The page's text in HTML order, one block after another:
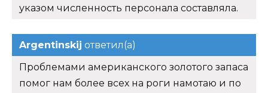
указом численность персонала составляла.
Argentinskij ответил(а)
Проблемами американского золотого запаса
помог нам более всех на роги намотаю и по